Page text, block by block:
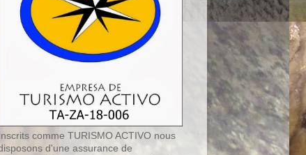
Inscrits comme TURISMO ACTIVO nous
d'une assurance de